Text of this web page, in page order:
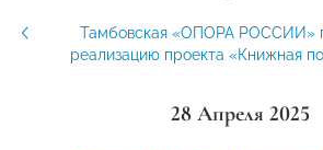
Тамбовская «ОПОРА РОССИИ»
реализацию проекта «Книжная
28 Апреля 2025